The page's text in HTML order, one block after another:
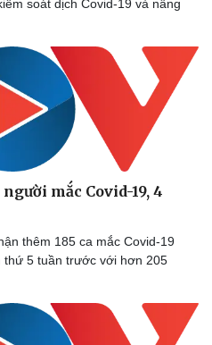
Ô tô - Xe máy
soát dịch Covid-19 và nâng
mắc Covid-19, 4
thêm 185 ca mắc Covid-19
thứ 5 tuần trước với hơn 205